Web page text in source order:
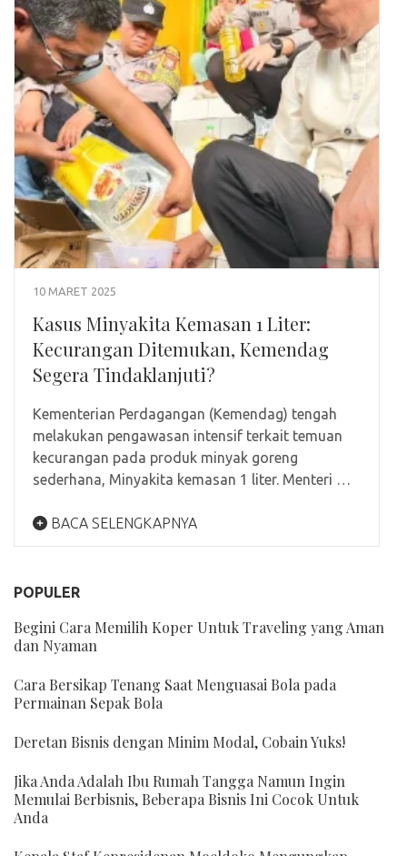
10 MARET 2025
Kasus Minyakita Kemasan 1 Liter:
Kecurangan Ditemukan, Kemendag
Segera Tindaklanjuti?
Kementerian Perdagangan (Kemendag) tengah
melakukan pengawasan intensif terkait temuan
kecurangan pada produk minyak goreng
sederhana, Minyakita kemasan 1 liter. Menteri …
BACA SELENGKAPNYA
POPULER
Begini Cara Memilih Koper Untuk Traveling yang Aman
dan Nyaman
Cara Bersikap Tenang Saat Menguasai Bola pada
Permainan Sepak Bola
Deretan Bisnis dengan Minim Modal, Cobain Yuks!
Jika Anda Adalah Ibu Rumah Tangga Namun Ingin
Memulai Berbisnis, Beberapa Bisnis Ini Cocok Untuk
Anda